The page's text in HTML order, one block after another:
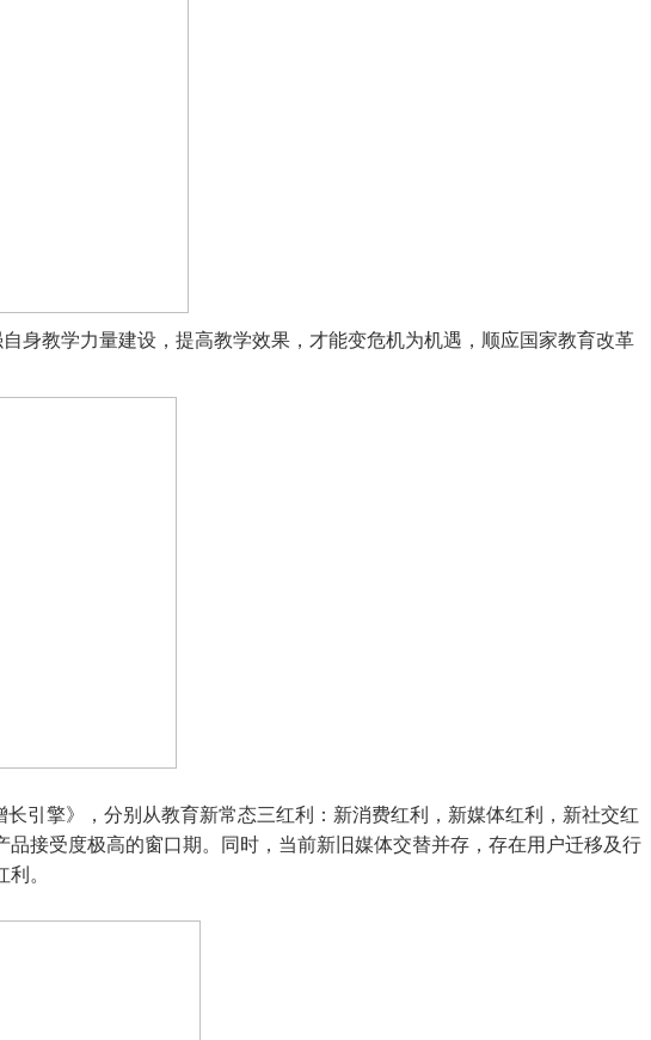
身教学力量建设，提高教学效果，才能变危机为机遇，顺应国家教育改革
引擎》，分别从教育新常态三红利：新消费红利，新媒体红利，新社交红
接受度极高的窗口期。同时，当前新旧媒体交替并存，存在用户迁移及行
。